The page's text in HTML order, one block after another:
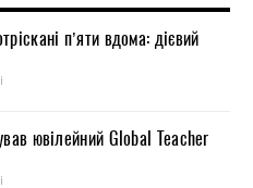
п’яти вдома: дієвий
ювілейний Global Teacher